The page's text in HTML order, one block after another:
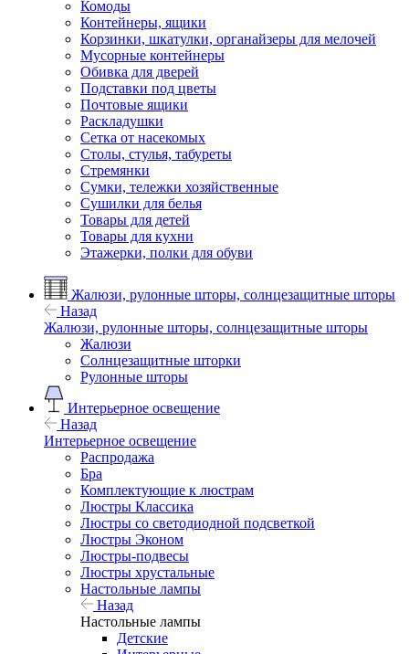
Комоды
Контейнеры, ящики
Корзинки, шкатулки, органайзеры для мелочей
Мусорные контейнеры
Обивка для дверей
Подставки под цветы
Почтовые ящики
Раскладушки
Сетка от насекомых
Столы, стулья, табуреты
Стремянки
Сумки, тележки хозяйственные
Сушилки для белья
Товары для детей
Товары для кухни
Этажерки, полки для обуви
Жалюзи, рулонные шторы, солнцезащитные шторы
Назад
Жалюзи, рулонные шторы, солнцезащитные шторы
Жалюзи
Солнцезащитные шторки
Рулонные шторы
Интерьерное освещение
Назад
Интерьерное освещение
Распродажа
Бра
Комплектующие к люстрам
Люстры Классика
Люстры со светодиодной подсветкой
Люстры Эконом
Люстры-подвесы
Люстры хрустальные
Настольные лампы
Назад
Настольные лампы
Детские